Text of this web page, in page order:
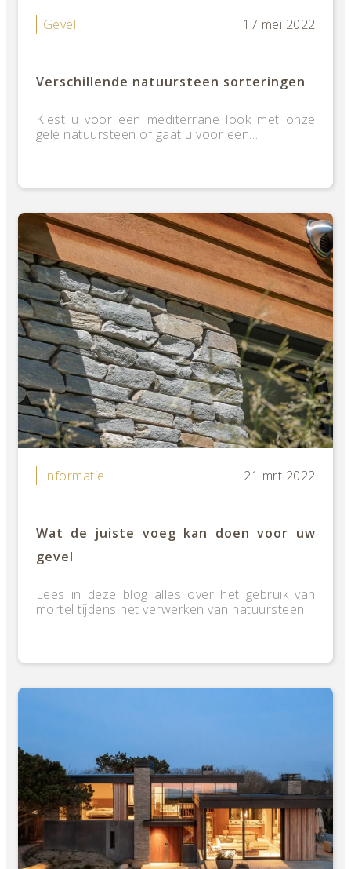
Gevel 17 mei 2022
Verschillende natuursteen sorteringen
Kiest u voor een mediterrane look met onze
gele natuursteen of gaat u voor een…
Informatie 21 mrt 2022
Wat de juiste voeg kan doen voor uw
gevel
Lees in deze blog alles over het gebruik van
mortel tijdens het verwerken van natuursteen.